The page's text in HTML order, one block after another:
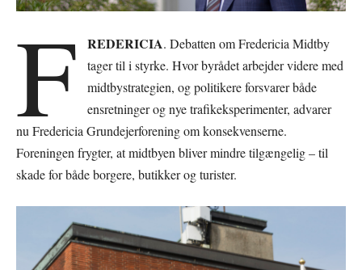
F REDERICIA. Debatten om Fredericia Midtby
tager til i styrke. Hvor byrådet arbejder videre med
midtbystrategien, og politikere forsvarer både
ensretninger og nye trafikeksperimenter, advarer
nu Fredericia Grundejerforening om konsekvenserne.
Foreningen frygter, at midtbyen bliver mindre tilgængelig – til
skade for både borgere, butikker og turister.